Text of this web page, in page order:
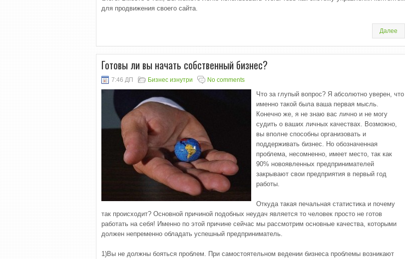
для продвижения своего сайта.
Далее
Готовы ли вы начать собственный бизнес?
7:46 ДП Бизнес изнутри No comments
Что за глупый вопрос? Я абсолютно уверен, что
именно такой была ваша первая мысль.
Конечно же, я не знаю вас лично и не могу
судить о ваших личных качествах. Возможно,
вы вполне способны организовать и
поддерживать бизнес. Но обозначенная
проблема, несомненно, имеет место, так как
90% новоявленных предпринимателей
закрывают свои предприятия в первый год
работы.
Откуда такая печальная статистика и почему
так происходит? Основной причиной подобных неудач является то человек просто не готов
работать на себя! Именно по этой причине сейчас мы рассмотрим основные качества, которыми
должен непременно обладать успешный предприниматель.
1)Вы не должны бояться проблем. При самостоятельном ведении бизнеса проблемы возникают